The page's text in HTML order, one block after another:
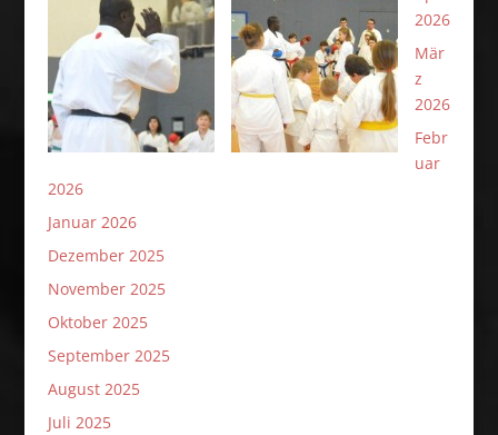
2026
Mär
z
2026
Febr
uar
2026
Januar 2026
Dezember 2025
November 2025
Oktober 2025
September 2025
August 2025
Juli 2025